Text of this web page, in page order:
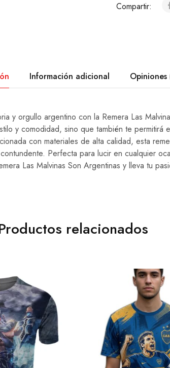
Compartir:
Información adicional Opiniones
y orgullo argentino con la Remera Las
y comodidad, sino que también te permitirá
con materiales de alta calidad, esta
Perfecta para lucir en cualquier
Las Malvinas Son Argentinas y lleva tu
relacionados